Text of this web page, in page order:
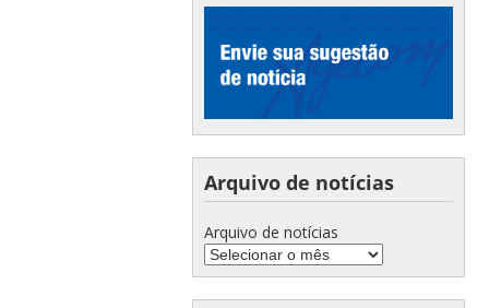
Arquivo de notícias
Arquivo de notícias